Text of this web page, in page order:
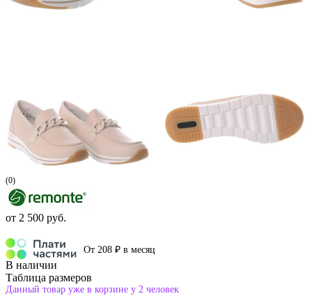
(0)
от 2 500 руб.
От 208 ₽ в месяц
В наличии
Таблица размеров
Данный товар уже в корзине у 2 человек